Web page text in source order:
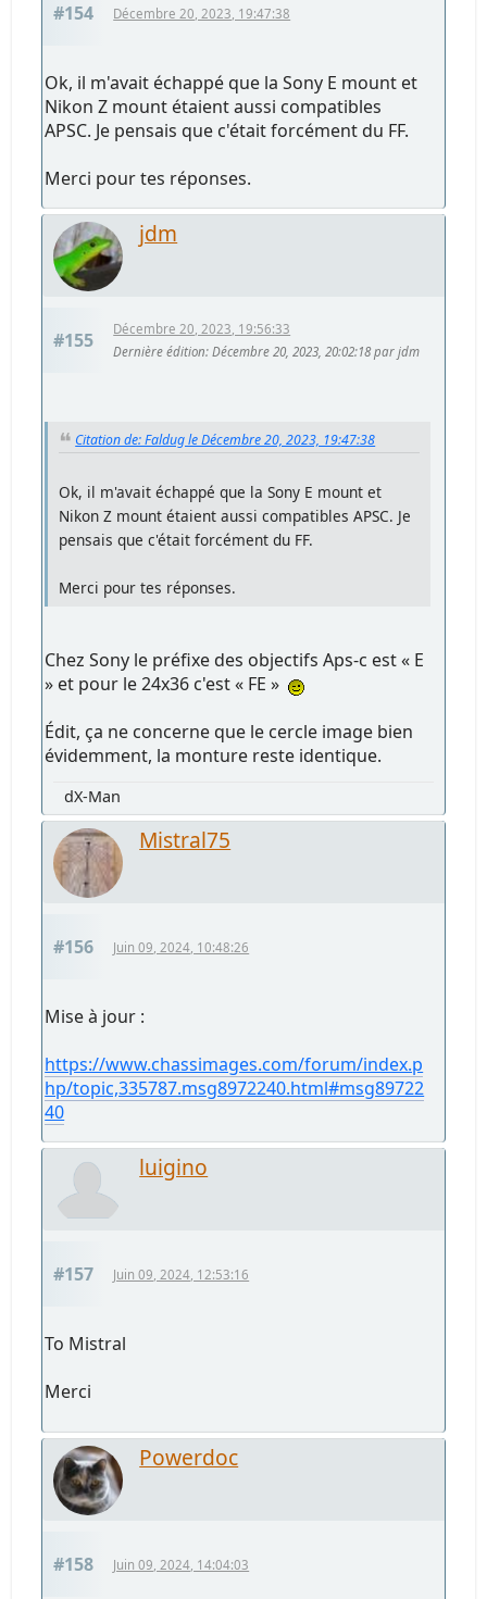
#154 Décembre 20, 2023, 19:47:38
Ok, il m'avait échappé que la Sony E mount et
Nikon Z mount étaient aussi compatibles
APSC. Je pensais que c'était forcément du FF.
Merci pour tes réponses.
jdm
#155
Décembre 20, 2023, 19:56:33
Dernière édition: Décembre 20, 2023, 20:02:18 par jdm
Citation de: Faldug le Décembre 20, 2023, 19:47:38
Ok, il m'avait échappé que la Sony E mount et
Nikon Z mount étaient aussi compatibles APSC. Je
pensais que c'était forcément du FF.
Merci pour tes réponses.
Chez Sony le préfixe des objectifs Aps-c est « E
» et pour le 24x36 c'est « FE »
Édit, ça ne concerne que le cercle image bien
évidemment, la monture reste identique.
dX-Man
Mistral75
#156 Juin 09, 2024, 10:48:26
Mise à jour :
https://www.chassimages.com/forum/index.p
hp/topic,335787.msg8972240.html#msg89722
40
luigino
#157 Juin 09, 2024, 12:53:16
To Mistral
Merci
Powerdoc
#158 Juin 09, 2024, 14:04:03